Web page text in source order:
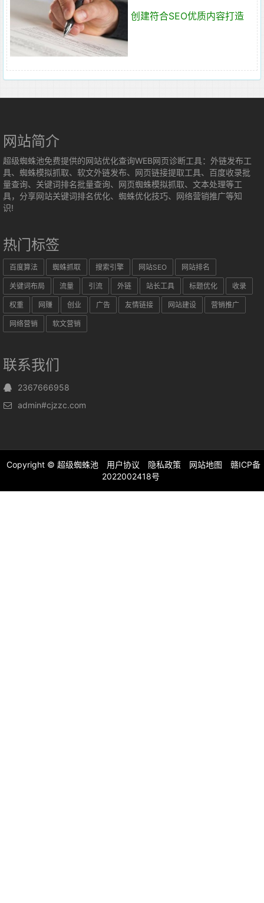
创建符合SEO优质内容打造
网站简介
超级蜘蛛池免费提供的网站优化查询WEB网页诊断工具：外链发布工
具、蜘蛛模拟抓取、软文外链发布、网页链接提取工具、百度收录批
量查询、关键词排名批量查询、网页蜘蛛模拟抓取、文本处理等工
具，分享网站关键词排名优化、蜘蛛优化技巧、网络营销推广等知
识!
热门标签
百度算法 蜘蛛抓取 搜索引擎 网站SEO 网站排名
关键词布局 流量 引流 外链 站长工具 标题优化 收录
权重 网赚 创业 广告 友情链接 网站建设 营销推广
网络营销 软文营销
联系我们
2367666958
admin#cjzzc.com
Copyright © 超级蜘蛛池 用户协议 隐私政策 网站地图
赣ICP备
2022002418号